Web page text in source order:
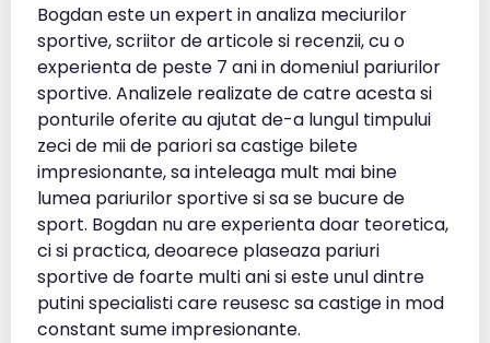
Bogdan este un expert in analiza meciurilor
sportive, scriitor de articole si recenzii, cu o
experienta de peste 7 ani in domeniul pariurilor
sportive. Analizele realizate de catre acesta si
ponturile oferite au ajutat de-a lungul timpului
zeci de mii de pariori sa castige bilete
impresionante, sa inteleaga mult mai bine
lumea pariurilor sportive si sa se bucure de
sport. Bogdan nu are experienta doar teoretica,
ci si practica, deoarece plaseaza pariuri
sportive de foarte multi ani si este unul dintre
putini specialisti care reusesc sa castige in mod
constant sume impresionante.